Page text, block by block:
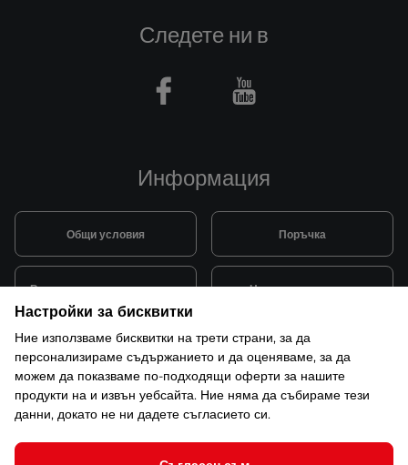
Информация
Общи условия Поръчка
Видове и цена за транспорт Начини на плащане
Система за лоялни клиенти Монтаж и поддръжка
Рекламации и гаранция
Следете ни в
Facebook Youtube
Настройки за бисквитки
Ние използваме бисквитки на трети страни, за да
персонализираме съдържанието и да оценяваме, за да
можем да показваме по-подходящи оферти за нашите
продукти на и извън уебсайта. Ние няма да събираме тези
данни, докато не ни дадете съгласието си.